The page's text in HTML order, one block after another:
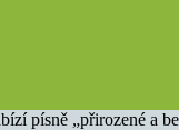
písně „přirozené a